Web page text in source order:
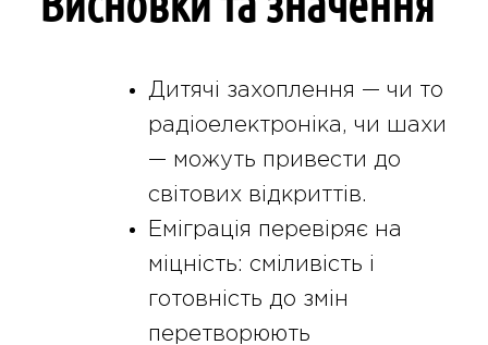
Дитячі захоплення — чи то
радіоелектроніка, чи шахи
— можуть привести до
світових відкриттів.
Еміграція перевіряє на
міцність: сміливість і
готовність до змін
перетворюють